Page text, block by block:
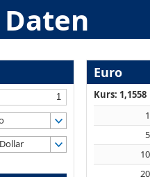
Euro
Kurs: